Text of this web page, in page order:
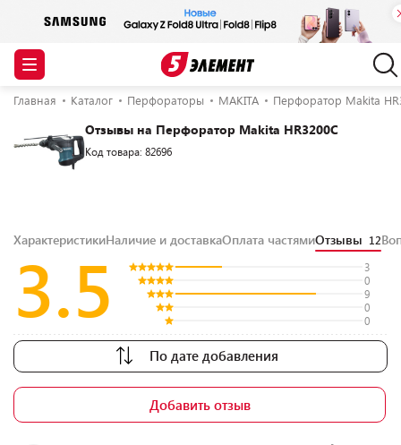
Главная Каталог Перфораторы MAKITA Перфоратор Makita
Отзывы на Перфоратор Makita HR3200C
Код товара: 82696
ХарактеристикиНаличие и доставкаОплата частямиОтзывы 12
3.5
3
0
9
0
0
По дате добавления
Добавить отзыв